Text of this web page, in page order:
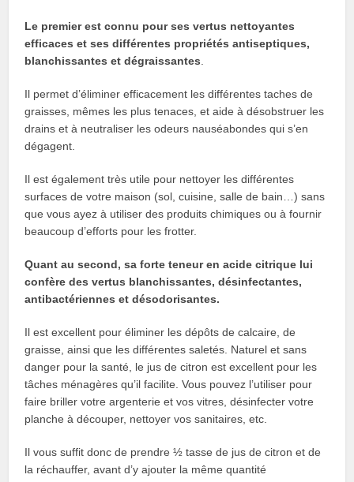
Le premier est connu pour ses vertus nettoyantes
efficaces et ses différentes propriétés antiseptiques,
blanchissantes et dégraissantes
Il permet d’éliminer efficacement les différentes taches de
graisses, mêmes les plus tenaces, et aide à désobstruer les
drains et à neutraliser les odeurs nauséabondes qui s’en
dégagent.
Il est également très utile pour nettoyer les différentes
surfaces de votre maison (sol, cuisine, salle de bain…) sans
que vous ayez à utiliser des produits chimiques ou à fournir
beaucoup d’efforts pour les frotter.
Quant au second, sa forte teneur en acide citrique lui
confère des vertus blanchissantes, désinfectantes,
antibactériennes et désodorisantes.
Il est excellent pour éliminer les dépôts de calcaire, de
graisse, ainsi que les différentes saletés. Naturel et sans
danger pour la santé, le jus de citron est excellent pour les
tâches ménagères qu’il facilite. Vous pouvez l’utiliser pour
faire briller votre argenterie et vos vitres, désinfecter votre
planche à découper, nettoyer vos sanitaires, etc.
Il vous suffit donc de prendre ½ tasse de jus de citron et de
la réchauffer, avant d’y ajouter la même quantité